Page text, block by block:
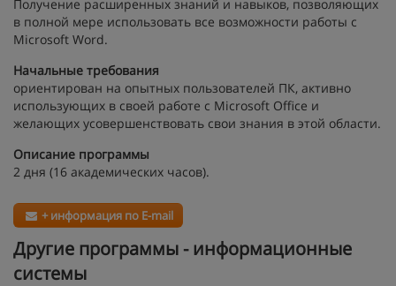
Получение расширенных знаний и навыков, позволяющих
в полной мере использовать все возможности работы с
Microsoft Word.
Начальные требования
ориентирован на опытных пользователей ПК, активно
использующих в своей работе с Microsoft Office и
желающих усовершенствовать свои знания в этой области.
Описание программы
2 дня (16 академических часов).
+ информация по E-mail
Другие программы - информационные
системы